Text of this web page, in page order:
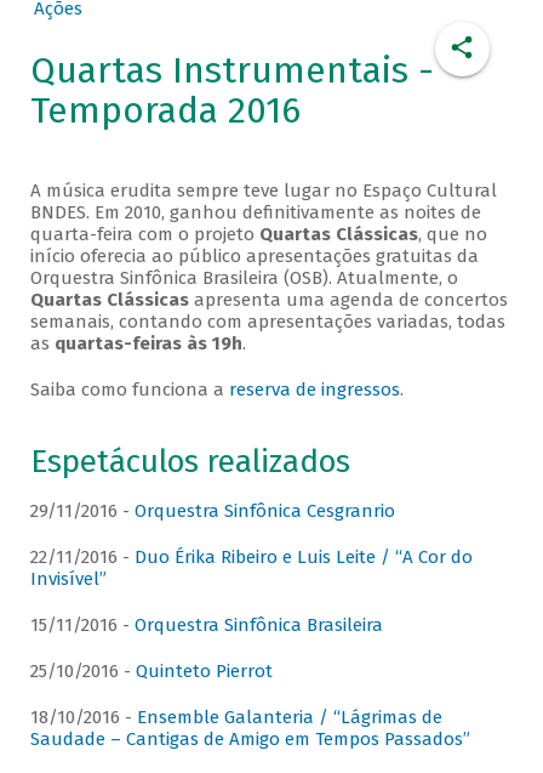
Ações
Quartas Instrumentais -
Temporada 2016
A música erudita sempre teve lugar no Espaço Cultural
BNDES. Em 2010, ganhou definitivamente as noites de
quarta-feira com o projeto Quartas Clássicas, que no
início oferecia ao público apresentações gratuitas da
Orquestra Sinfônica Brasileira (OSB). Atualmente, o
Quartas Clássicasapresenta uma agenda de concertos
semanais, contando com apresentações variadas, todas
as quartas-feiras às 19h.
Saiba como funciona a reserva de ingressos.
Espetáculos realizados
29/11/2016 - Orquestra Sinfônica Cesgranrio
22/11/2016 - Duo Érika Ribeiro e Luis Leite / “A Cor do
Invisível”
15/11/2016 - Orquestra Sinfônica Brasileira
25/10/2016 - Quinteto Pierrot
18/10/2016 - Ensemble Galanteria / “Lágrimas de
Saudade – Cantigas de Amigo em Tempos Passados”